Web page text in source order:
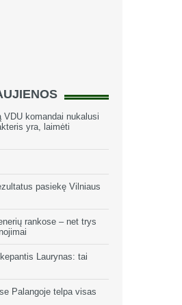
VDU komandai nukalusi
yra, laimėti
pasiekę Vilniaus
rankose – net trys
Laurynas: tai
Palangoje telpa visas